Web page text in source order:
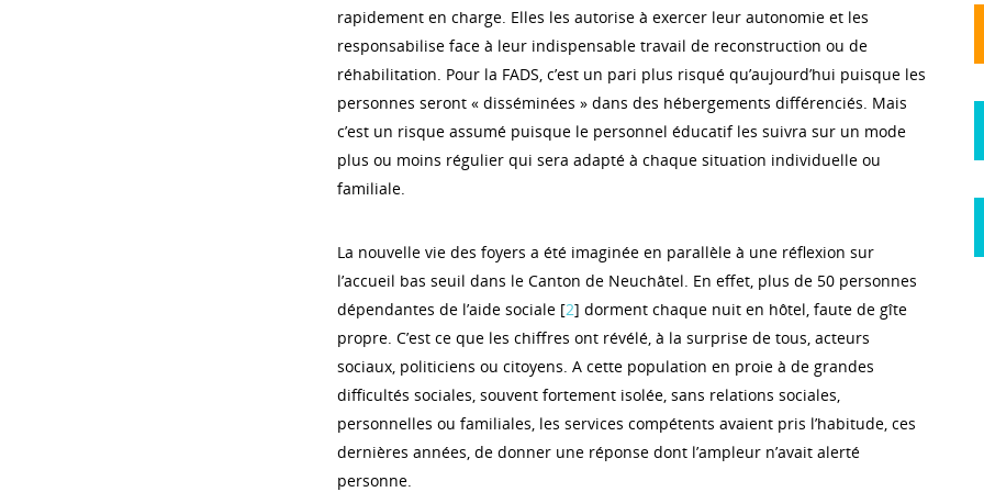
rapidement en charge. Elles les autorise à exercer leur autonomie et les
responsabilise face à leur indispensable travail de reconstruction ou de
réhabilitation. Pour la FADS, c’est un pari plus risqué qu’aujourd’hui puisque les
personnes seront « disséminées » dans des hébergements différenciés. Mais
c’est un risque assumé puisque le personnel éducatif les suivra sur un mode
plus ou moins régulier qui sera adapté à chaque situation individuelle ou
familiale.
La nouvelle vie des foyers a été imaginée en parallèle à une réflexion sur
l’accueil bas seuil dans le Canton de Neuchâtel. En effet, plus de 50 personnes
dépendantes de l’aide sociale [2] dorment chaque nuit en hôtel, faute de gîte
propre. C’est ce que les chiffres ont révélé, à la surprise de tous, acteurs
sociaux, politiciens ou citoyens. A cette population en proie à de grandes
difficultés sociales, souvent fortement isolée, sans relations sociales,
personnelles ou familiales, les services compétents avaient pris l’habitude, ces
dernières années, de donner une réponse dont l’ampleur n’avait alerté
personne.